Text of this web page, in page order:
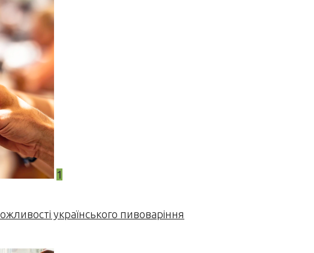
1
українського пивоваріння